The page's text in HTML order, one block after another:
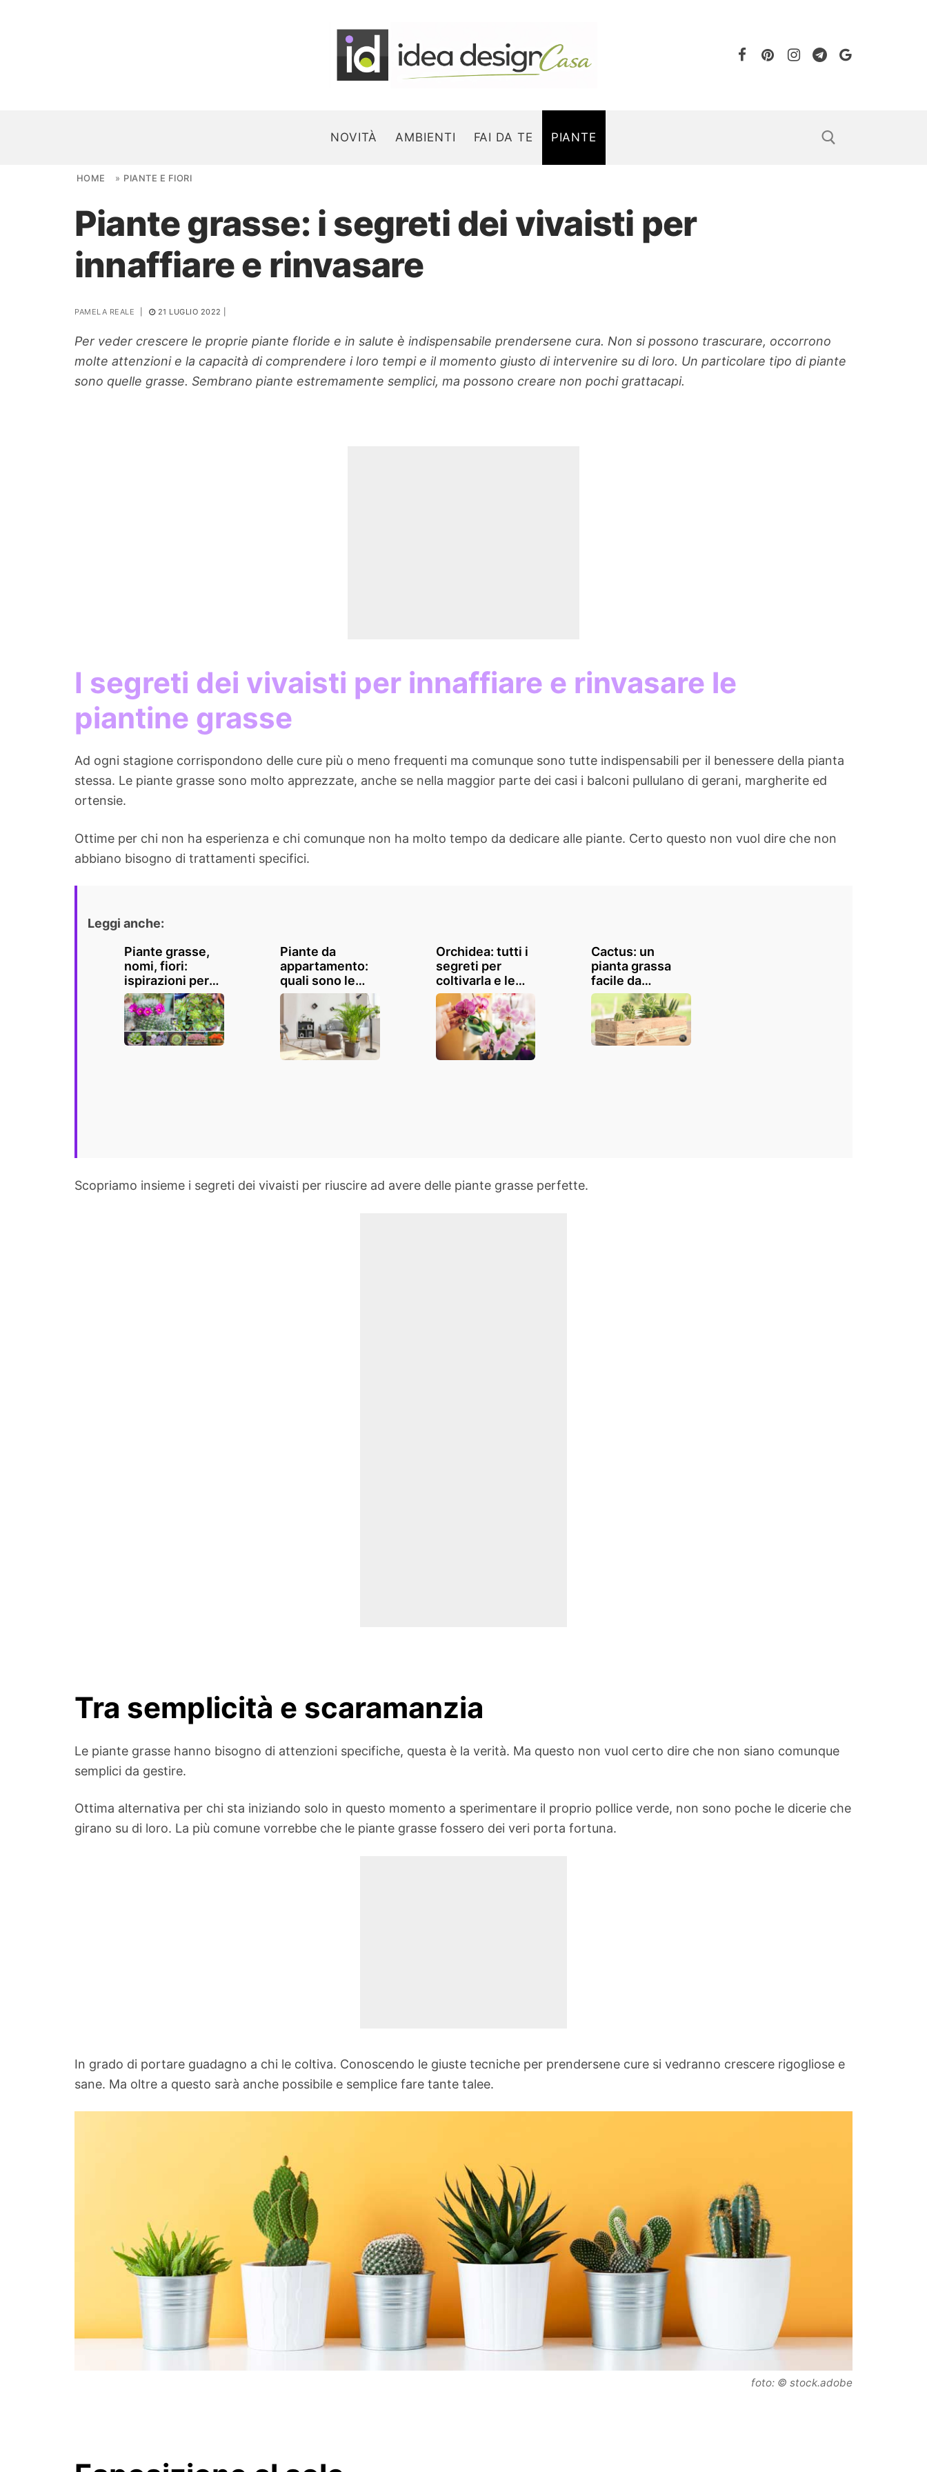
NOVITÀ AMBIENTI FAI DA TE PIANTE
Search for:
NOVITÀ
AMBIENTI
Ortaggio
Search for:
HOME » PIANTE E FIORI
Piante grasse: i segreti dei vivaisti per
innaffiare e rinvasare
PAMELA REALE 21 LUGLIO 2022
Per veder crescere le proprie piante floride e in salute è indispensabile prendersene cura. Non si possono trascurare, occorrono
molte attenzioni e la capacità di comprendere i loro tempi e il momento giusto di intervenire su di loro. Un particolare tipo di piante
sono quelle grasse. Sembrano piante estremamente semplici, ma possono creare non pochi grattacapi.
I segreti dei vivaisti per innaffiare e rinvasare le
piantine grasse
Ad ogni stagione corrispondono delle cure più o meno frequenti ma comunque sono tutte indispensabili per il benessere della pianta
stessa. Le piante grasse sono molto apprezzate, anche se nella maggior parte dei casi i balconi pullulano di gerani, margherite ed
ortensie.
Ottime per chi non ha esperienza e chi comunque non ha molto tempo da dedicare alle piante. Certo questo non vuol dire che non
abbiano bisogno di trattamenti specifici.
Leggi anche:
Piante grasse,
nomi, fiori:
ispirazioni per
un tocco esotico
in casa e
giardino
Piante da
appartamento:
quali sono le
migliori da
tenere in casa?
Orchidea: tutti i
segreti per
coltivarla e le
specie più belle
al mondo
Cactus: un
pianta grassa
facile da
coltivare in casa
e molto
decorativa! 20
idee
Scopriamo insieme i segreti dei vivaisti per riuscire ad avere delle piante grasse perfette.
Tra semplicità e scaramanzia
Le piante grasse hanno bisogno di attenzioni specifiche, questa è la verità. Ma questo non vuol certo dire che non siano comunque
semplici da gestire.
Ottima alternativa per chi sta iniziando solo in questo momento a sperimentare il proprio pollice verde, non sono poche le dicerie che
girano su di loro. La più comune vorrebbe che le piante grasse fossero dei veri porta fortuna.
In grado di portare guadagno a chi le coltiva. Conoscendo le giuste tecniche per prendersene cure si vedranno crescere rigogliose e
sane. Ma oltre a questo sarà anche possibile e semplice fare tante talee.
foto: © stock.adobe